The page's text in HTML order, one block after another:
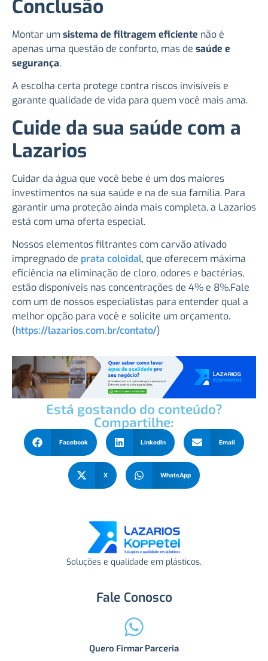
Conclusão
Montar um sistema de filtragem eficiente não é
apenas uma questão de conforto, mas de saúde e
segurança.
A escolha certa protege contra riscos invisíveis e
garante qualidade de vida para quem você mais ama.
Cuide da sua saúde com a
Lazarios
Cuidar da água que você bebe é um dos maiores
investimentos na sua saúde e na de sua família. Para
garantir uma proteção ainda mais completa, a Lazarios
está com uma oferta especial.
Nossos elementos filtrantes com carvão ativado
impregnado de prata coloidal, que oferecem máxima
eficiência na eliminação de cloro, odores e bactérias,
estão disponíveis nas concentrações de 4% e 8%.Fale
com um de nossos especialistas para entender qual a
melhor opção para você e solicite um orçamento.
(https://lazarios.com.br/contato/)
Está gostando do conteúdo?
Compartilhe:
Facebook LinkedIn Email
X WhatsApp
Soluções e qualidade em plásticos.
Fale Conosco
Quero Firmar Parceria